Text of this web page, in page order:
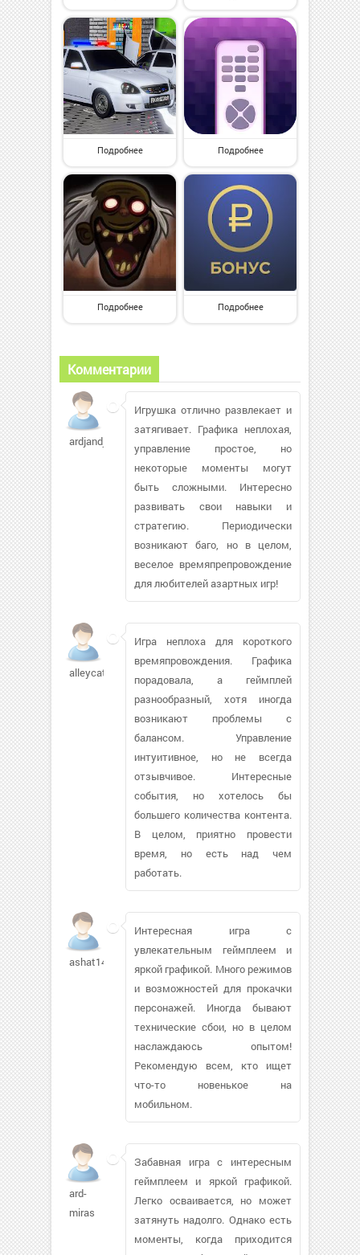
Подробнее Подробнее
Подробнее Подробнее
Комментарии
ardjandja
Игрушка отлично развлекает и
затягивает. Графика неплохая,
управление простое, но
некоторые моменты могут
быть сложными. Интересно
развивать свои навыки и
стратегию. Периодически
возникают баго, но в целом,
веселое времяпрепровождение
для любителей азартных игр!
alleycat8450
Игра неплоха для короткого
времяпровождения. Графика
порадовала, а геймплей
разнообразный, хотя иногда
возникают проблемы с
балансом. Управление
интуитивное, но не всегда
отзывчивое. Интересные
события, но хотелось бы
большего количества контента.
В целом, приятно провести
время, но есть над чем
работать.
ashat1476114
Интересная игра с
увлекательным геймплеем и
яркой графикой. Много режимов
и возможностей для прокачки
персонажей. Иногда бывают
технические сбои, но в целом
наслаждаюсь опытом!
Рекомендую всем, кто ищет
что-то новенькое на
мобильном.
ard-
miras
Забавная игра с интересным
геймплеем и яркой графикой.
Легко осваивается, но может
затянуть надолго. Однако есть
моменты, когда приходится